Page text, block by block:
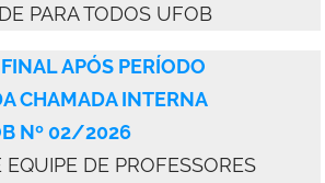
PARA TODOS UFOB
APÓS PERÍODO
CHAMADA INTERNA
Nº 02/2026
DE PROFESSORES